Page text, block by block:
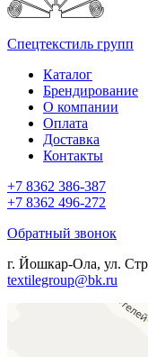
Спецтекстиль групп
Каталог
Брендирование
О компании
Оплата
Доставка
Контакты
+7 8362 386-387
+7 8362 496-272
Обратный звонок
г. Йошкар-Ола, ул.
textilegroup@bk.ru